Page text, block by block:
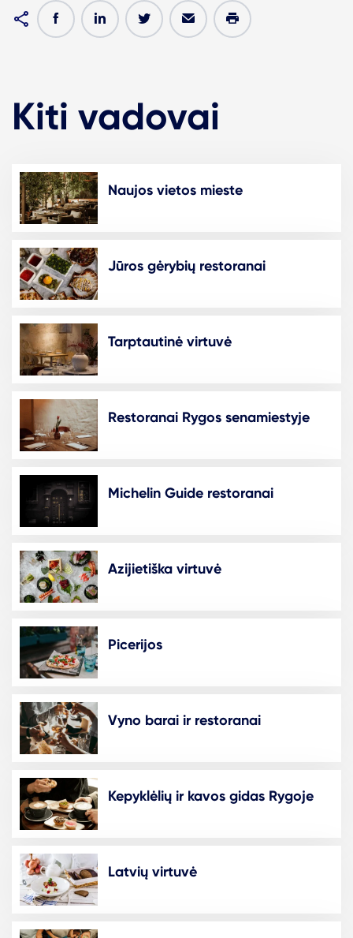
Kiti vadovai
Naujos vietos mieste
Jūros gėrybių restoranai
Tarptautinė virtuvė
Restoranai Rygos senamiestyje
Michelin Guide restoranai
Azijietiška virtuvė
Picerijos
Vyno barai ir restoranai
Kepyklėlių ir kavos gidas Rygoje
Latvių virtuvė